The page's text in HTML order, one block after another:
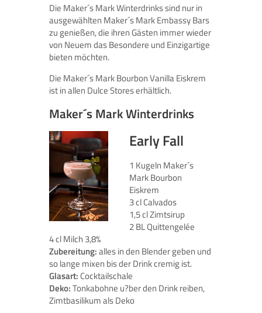
Die Maker´s Mark Winterdrinks sind nur in
ausgewählten Maker´s Mark Embassy Bars
zu genießen, die ihren Gästen immer wieder
von Neuem das Besondere und Einzigartige
bieten möchten.
Die Maker´s Mark Bourbon Vanilla Eiskrem
ist in allen Dulce Stores erhältlich.
Maker´s Mark Winterdrinks
Early Fall
1 Kugeln Maker´s
Mark Bourbon
Eiskrem
3 cl Calvados
1,5 cl Zimtsirup
2 BL Quittengelée
4 cl Milch 3,8%
Zubereitung:alles in den Blender geben und
so lange mixen bis der Drink cremig ist.
Glasart: Cocktailschale
Deko:Tonkabohne u?ber den Drink reiben,
Zimtbasilikum als Deko